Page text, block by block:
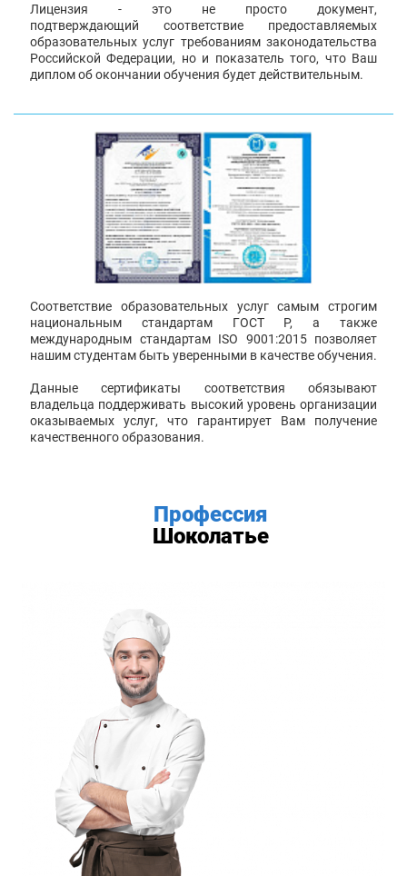
Лицензия - это не просто документ,
подтверждающий соответствие предоставляемых
образовательных услуг требованиям законодательства
Российской Федерации, но и показатель того, что Ваш
диплом об окончании обучения будет действительным.
Соответствие образовательных услуг самым строгим
национальным стандартам ГОСТ Р, а также
международным стандартам ISO 9001:2015 позволяет
нашим студентам быть уверенными в качестве обучения.
Данные сертификаты соответствия обязывают
владельца поддерживать высокий уровень организации
оказываемых услуг, что гарантирует Вам получение
качественного образования.
Профессия
Шоколатье